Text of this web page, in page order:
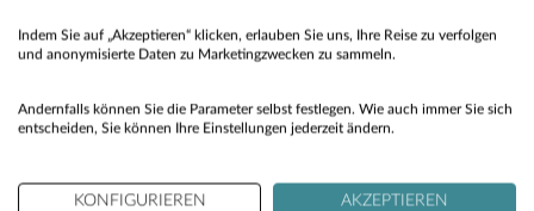
KOSTENLOSE LIEFERUNG
KOSTENLOSE 90-TAGE-
No
Indem Sie auf „Akzeptieren“ klicken, erlauben Sie uns, Ihre Reise zu verfolgen
und anonymisierte Daten zu Marketingzwecken zu sammeln.
Andernfalls können Sie die Parameter selbst festlegen. Wie auch immer Sie sich
entscheiden, Sie können Ihre Einstellungen jederzeit ändern.
KONFIGURIEREN AKZEPTIEREN